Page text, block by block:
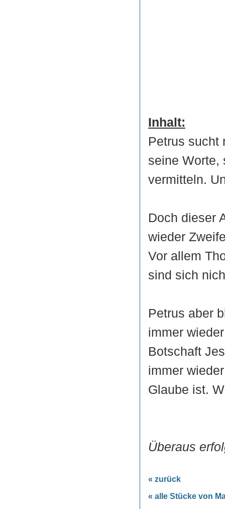
Inhalt:
Petrus sucht
seine Worte,
vermitteln.
Doch dieser
wieder
Vor allem
sind sich
Petrus aber
immer
Botschaft
immer
Glaube ist.
Überaus
« zurück
« alle Stücke von